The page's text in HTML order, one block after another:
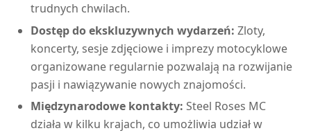
trudnych chwilach.
Dostęp do ekskluzywnych wydarzeń: Zloty,
koncerty, sesje zdjęciowe i imprezy motocyklowe
organizowane regularnie pozwalają na rozwijanie
pasji i nawiązywanie nowych znajomości.
Międzynarodowe kontakty: Steel Roses MC
działa w kilku krajach, co umożliwia udział w